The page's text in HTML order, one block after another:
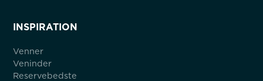
INSPIRATION
Venner
Veninder
Reservebedste